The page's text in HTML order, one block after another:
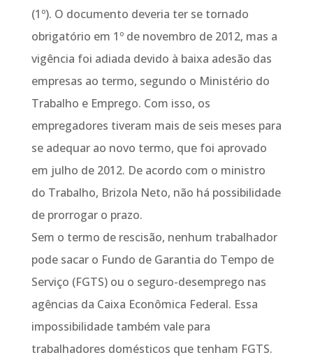
(1º). O documento deveria ter se tornado
obrigatório em 1º de novembro de 2012, mas a
vigência foi adiada devido à baixa adesão das
empresas ao termo, segundo o Ministério do
Trabalho e Emprego. Com isso, os
empregadores tiveram mais de seis meses para
se adequar ao novo termo, que foi aprovado
em julho de 2012. De acordo com o ministro
do Trabalho, Brizola Neto, não há possibilidade
de prorrogar o prazo.
Sem o termo de rescisão, nenhum trabalhador
pode sacar o Fundo de Garantia do Tempo de
Serviço (FGTS) ou o seguro-desemprego nas
agências da Caixa Econômica Federal. Essa
impossibilidade também vale para
trabalhadores domésticos que tenham FGTS.